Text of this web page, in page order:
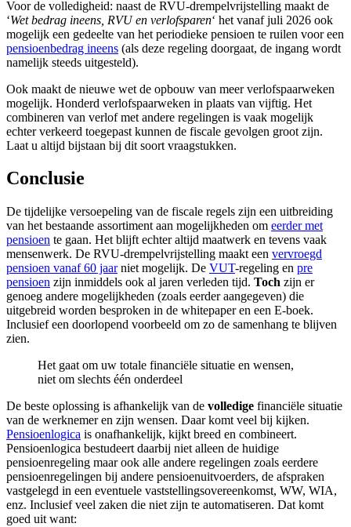
Voor de volledigheid: naast de RVU-drempelvrijstelling maakt de
‘Wet bedrag ineens, RVU en verlofsparen‘ het vanaf juli 2026 ook
mogelijk een gedeelte van het periodieke pensioen te ruilen voor een
pensioenbedrag ineens (als deze regeling doorgaat, de ingang wordt
namelijk steeds uitgesteld).
Ook maakt de nieuwe wet de opbouw van meer verlofspaarweken
mogelijk. Honderd verlofspaarweken in plaats van vijftig. Het
combineren van verlof met andere regelingen is vaak mogelijk
echter verkeerd toegepast kunnen de fiscale gevolgen groot zijn.
Laat u altijd bijstaan bij dit soort vraagstukken.
Conclusie
De tijdelijke versoepeling van de fiscale regels zijn een uitbreiding
van het bestaande assortiment aan mogelijkheden om eerder met
pensioen te gaan. Het blijft echter altijd maatwerk en tevens vaak
mensenwerk. De RVU-drempelvrijstelling maakt een vervroegd
pensioen vanaf 60 jaarniet mogelijk. De VUT-regeling en pre
pensioen zijn inmiddels ook al jaren verleden tijd. Toch zijn er
genoeg andere mogelijkheden (zoals eerder aangegeven) die
uitgebreid worden besproken in de whitepaper en een E-boek.
Inclusief een doorlopend voorbeeld om zo de samenhang te blijven
zien.
Het gaat om uw totale financiële situatie en wensen,
niet om slechts één onderdeel
De beste oplossing is afhankelijk van de volledige financiële situatie
van de werknemer en zijn wensen. Daar komt veel bij kijken.
Pensioenlogica is onafhankelijk, kijkt breed en combineert.
Pensioenlogica bestudeert daarbij niet alleen de huidige
pensioenregeling maar ook alle andere regelingen zoals eerdere
pensioenregelingen bij andere pensioenuitvoerders, de afspraken
vastgelegd in een eventuele vaststellingsovereenkomst, WW, WIA,
enz. Inclusief veel zaken die niet zijn te automatiseren. Dat komt
goed uit want: